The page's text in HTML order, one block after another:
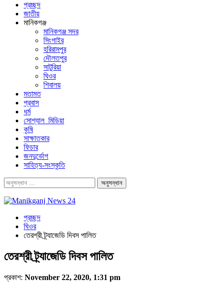
প্রচ্ছদ
জাতীয়
মানিকগঞ্জ
মানিকগঞ্জ সদর
সিংগাইর
হরিরামপুর
দৌলতপুর
সাটুরিয়া
ঘিওর
শিবালয়
মতামত
প্রবাস
ধর্ম
সোশ্যাল_মিডিয়া
কৃষি
সাক্ষাতকার
ফিচার
জনদুর্ভোগ
সাহিত্য-সংস্কৃতি
প্রচ্ছদ
ঘিওর
তেরশ্রী ট্র্যাজেডি দিবস পালিত
তেরশ্রী ট্র্যাজেডি দিবস পালিত
প্রকাশ: November 22, 2020, 1:31 pm